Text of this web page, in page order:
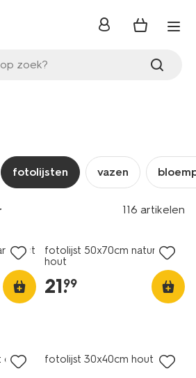
zoek?
inloggen
fotolijsten vazen
116 artikelen
hout
fotolijst 50x70cm naturel
hout
21.
99
dun fotolijst 30x40cm hout dun